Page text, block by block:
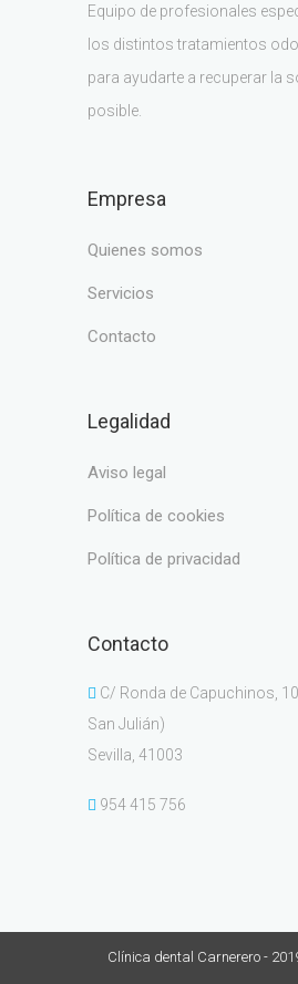
Equipo de profesionales
los distintos tratamientos
para ayudarte a recuperar la
posible.
Empresa
quienes somos
servicios
contacto
Legalidad
aviso legal
política de cookies
política de privacidad
Contacto
C/ Ronda de Capuchinos,
San Julián)
Sevilla, 41003
954 415 756
Clínica dental Carnerero -